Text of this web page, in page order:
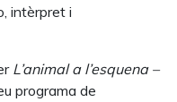
intèrpret i
L’animal a l’esquena –
programa de